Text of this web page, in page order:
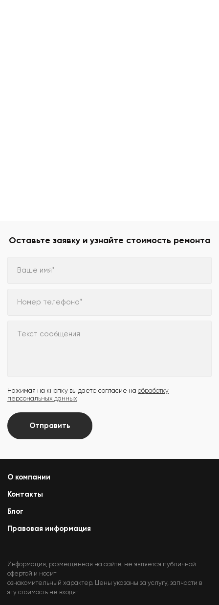
Оставьте заявку и узнайте стоимость ремонта
Ваше имя*
Номер телефона*
Текст сообщения
Нажимая на кнопку вы даете согласие на обработку
персональных данных
Отправить
О компании
Контакты
Блог
Правовая информация
Информация, размещенная на сайте, не является публичной
офертой и носит
ознакомительный характер. Цены указаны за услугу, запчасти в
эту стоимость не входят